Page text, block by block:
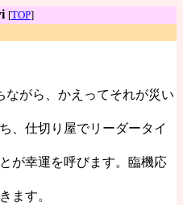
[TOP]
ながら、かえってそれが災い
、仕切り屋でリーダータイ
が幸運を呼びます。臨機応
ます。